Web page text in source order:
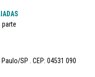
parte
SP . CEP: 04531 090